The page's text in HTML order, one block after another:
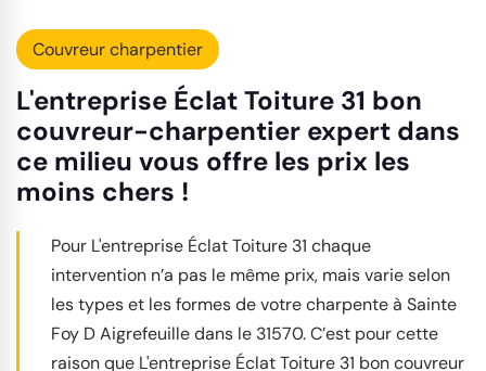
Couvreur charpentier
L'entreprise Éclat Toiture 31 bon
couvreur-charpentier expert dans
ce milieu vous offre les prix les
moins chers !
Pour L'entreprise Éclat Toiture 31 chaque
intervention n’a pas le même prix, mais varie selon
les types et les formes de votre charpente à Sainte
Foy D Aigrefeuille dans le 31570. C’est pour cette
raison que L'entreprise Éclat Toiture 31 bon couvreur